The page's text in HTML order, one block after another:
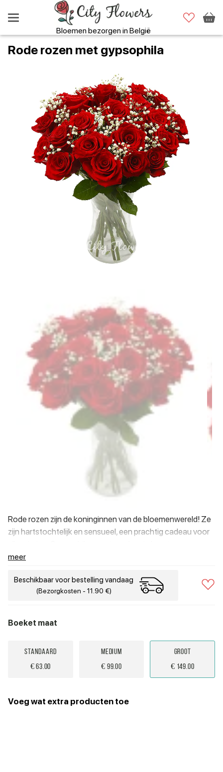
Bloemen bezorgen in België
Rode rozen met gypsophila
Rode rozen zijn de koninginnen van de bloemenwereld! Ze
zijn hartstochtelijk en sensueel, een prachtig cadeau voor
klassiek boeket dat zegt: "Ik hou van jou".
meer
Beschikbaar voor bestelling vandaag
(Bezorgkosten - 11.90 €)
Boeket maat
Standaard
€ 63.00
Medium
€ 99.00
Groot
€ 149.00
Voeg wat extra producten toe